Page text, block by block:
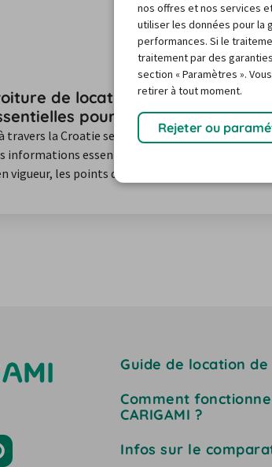
de location : toutes les
pour votre voyage
la Croatie se déroule sans encombre, nous
informations essentielles de manière claire.
vigueur, les points de vigilance lors de votre
du trafic routier local.
Guide de location
Comment fonctionne
CARIGAMI ?
Infos sur le
nos offres et nos services
utiliser les données pour la
performances. Si le
traitement par des
section « Paramètres ».
retirer à tout moment.
Rejeter ou